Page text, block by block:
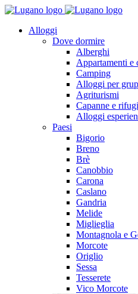
Alloggi
Dove dormire
Alberghi
Appartamenti e
Camping
Alloggi per
Agriturismi
Capanne e rifugi
Alloggi
Paesi
Bigorio
Breno
Brè
Canobbio
Carona
Caslano
Gandria
Melide
Miglieglia
Montagnola e
Morcote
Origlio
Sessa
Tesserete
Vico Morcote